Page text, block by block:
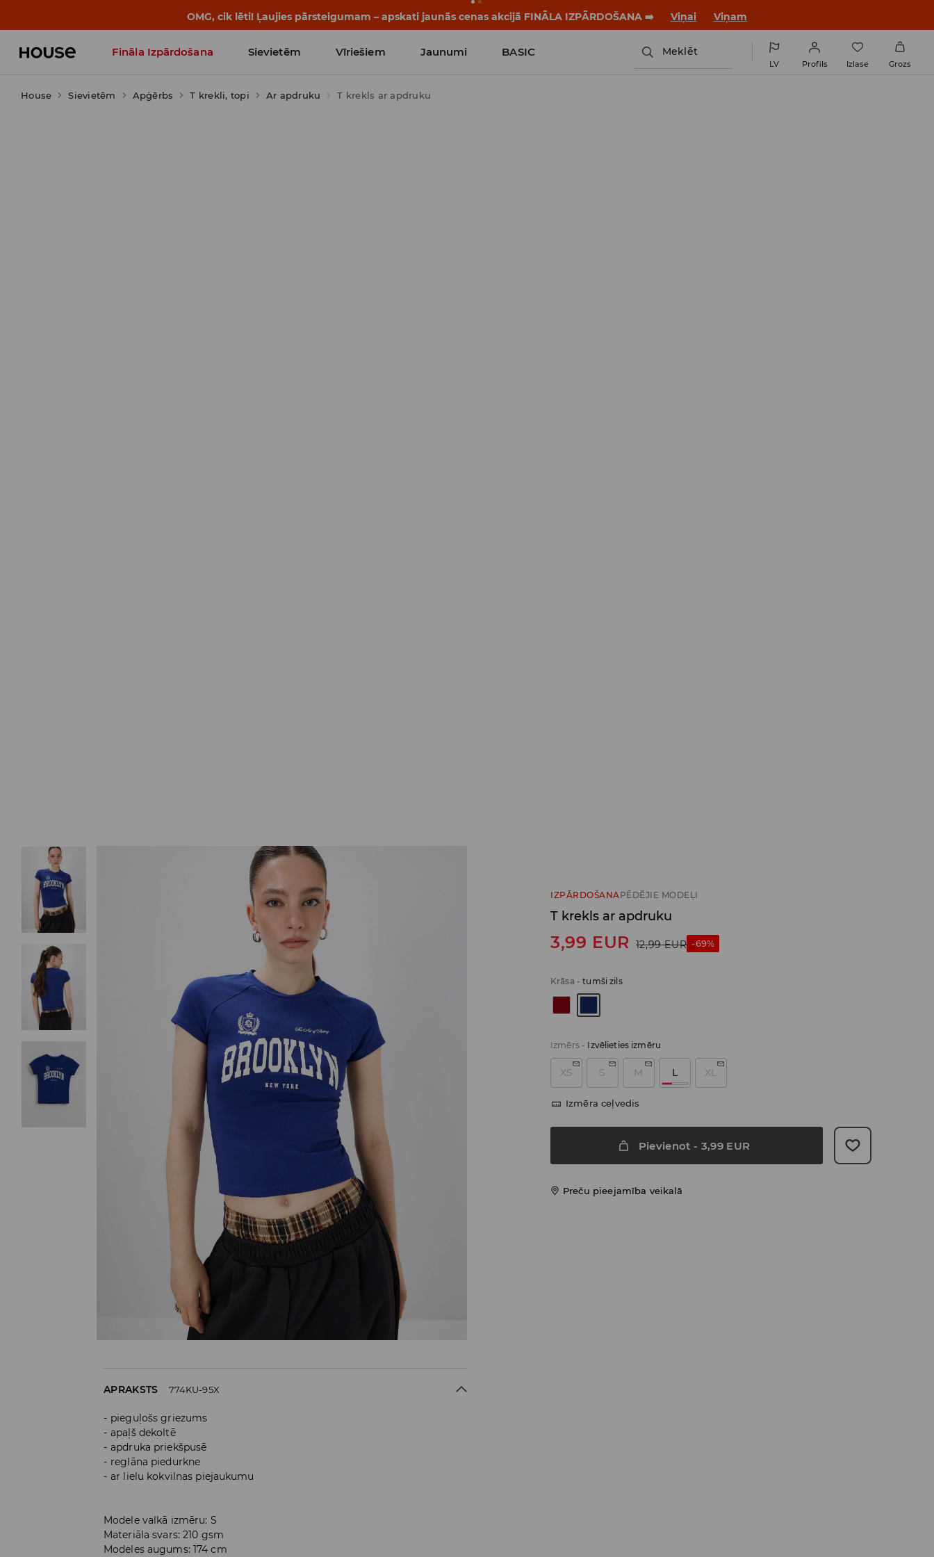
BACK TO SCHOOL📒Labākie stāsti sākas vēl pirms pirmā zvana. Sāc jauno mācību gadu ar jaunu stilu! Viņai Viņam
Fināla Izpārdošana Sievietēm Vīriešiem Jaunumi BASIC
Influencers' Faves
Meklēt
LV Profils Izlase Grozs
House Sievietēm Apģērbs T krekli, topi Ar apdruku T krekls ar apdruku
IZPĀRDOŠANAPĒDĒJIE MODEĻI
T krekls ar apdruku
3,99 EUR 12,99 EUR -69%
Krāsa -tumši zils
Izmērs- Izvēlieties izmēru
XS S M L XL
Izmēra ceļvedis
Pievienot - 3,99 EUR
Preču pieejamība veikalā
APRAKSTS 774KU-95X
pieguļošs griezums
apaļš dekoltē
apdruka priekšpusē
reglāna piedurkne
ar lielu kokvilnas piejaukumu
Modele valkā izmēru: S
Materiāla svars: 210 gsm
Modeles augums: 174 cm